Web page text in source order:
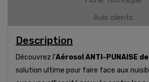
Avis clients
Description
Découvrez l'Aérosol ANTI-PUNAISE
solution ultime pour faire face aux